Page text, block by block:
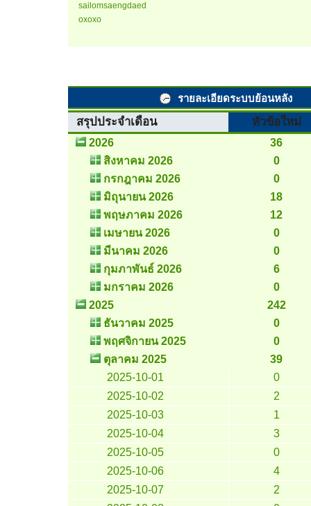
sailomsaengdaed
oxoxo
รายละเอียดระบบย้อนหลัง
สรุปประจำเดือน หัวข้อใหม่
2026
36
สิงหาคม 2026
0
กรกฎาคม 2026
0
มิถุนายน 2026
18
พฤษภาคม 2026
12
เมษายน 2026
0
มีนาคม 2026
0
กุมภาพันธ์ 2026
6
มกราคม 2026
0
2025
242
ธันวาคม 2025
0
พฤศจิกายน 2025
0
ตุลาคม 2025
39
2025-10-01
0
2025-10-02
2
2025-10-03
1
2025-10-04
3
2025-10-05
0
2025-10-06
4
2025-10-07
2